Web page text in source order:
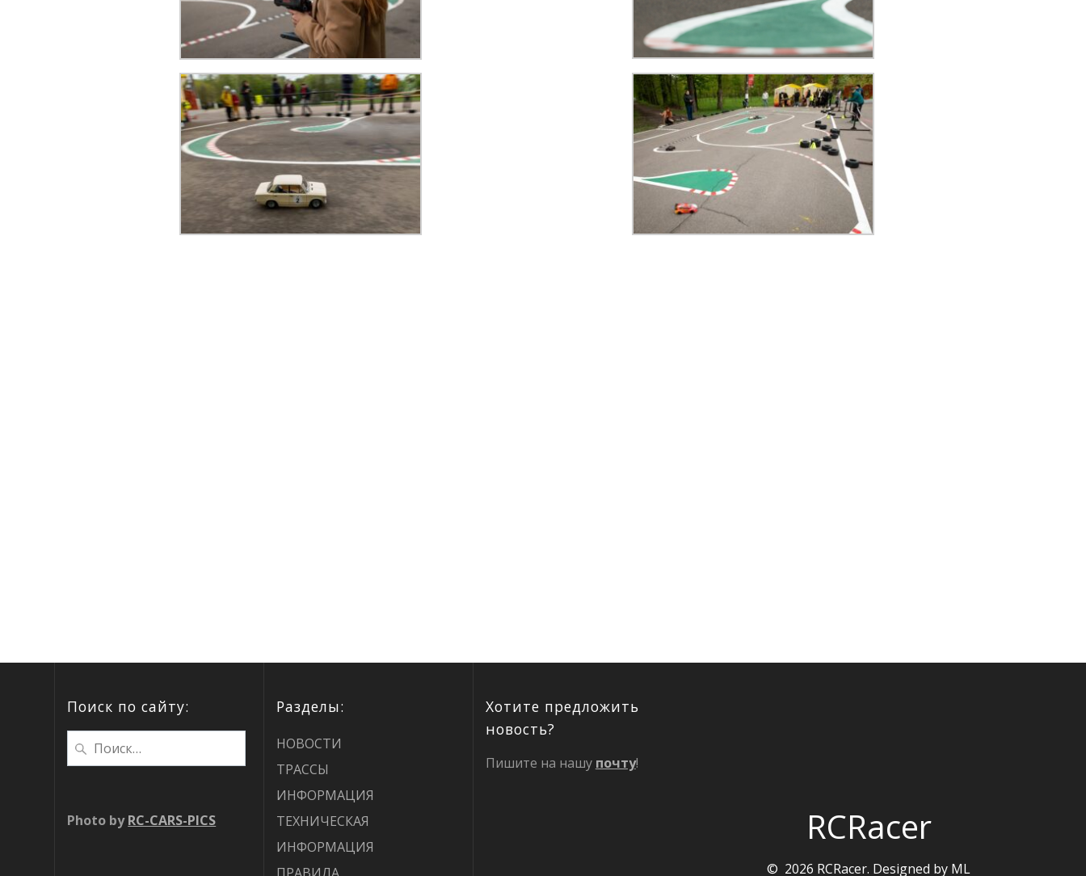
Поиск по сайту:
Photo byRC-CARS-PICS
Разделы:
НОВОСТИ
ТРАССЫ
ИНФОРМАЦИЯ
ТЕХНИЧЕСКАЯ
ИНФОРМАЦИЯ
Хотите предложить
новость?
Пишите на нашу почту!
RCRacer
© 2026 RCRacer. Designed by ML